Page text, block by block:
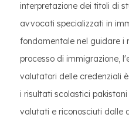
interpretazione dei titoli di
avvocati specializzati in
fondamentale nel guidare i
processo di immigrazione,
valutatori delle credenziali
i risultati scolastici
valutati e riconosciuti dalle